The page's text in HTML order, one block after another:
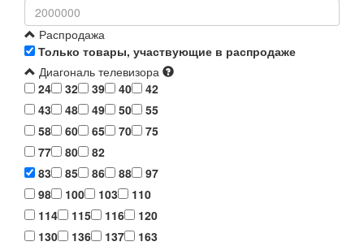
Распродажа
Только товары, участвующие в распродаже
Диагональ телевизора
24
32 39 40
42
43
48 49 50
55
58
60 65 70
75
77
80
82
83
85 86 88
97
98
100 103
110
114
115 116
120
130
136 137
163